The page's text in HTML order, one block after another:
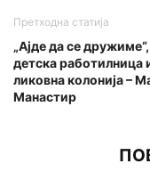
Претходна статија
„Ајде да се дружиме“,
детска работилница
ликовна колонија –
Манастир